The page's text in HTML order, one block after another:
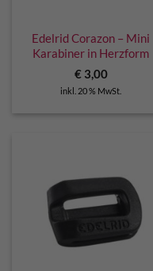
Edelrid Corazon – Mini
Karabiner in Herzform
€3,00
inkl. 20 % MwSt.